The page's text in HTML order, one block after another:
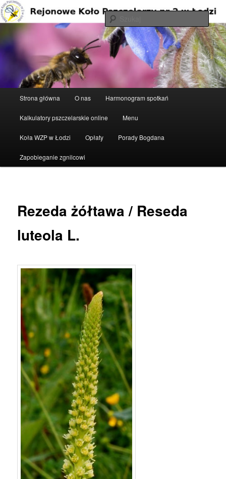
Przeskocz
do
tekstu
Rejonowe Koło Pszczelarzy nr 2 w
Łodzi
Strona główna O nas Harmonogram spotkań
Kalkulatory pszczelarskie online Menu
Koła WZP w Łodzi Opłaty Porady Bogdana
Zapobieganie zgnilcowi
Rezeda żółtawa / Reseda
luteola L.